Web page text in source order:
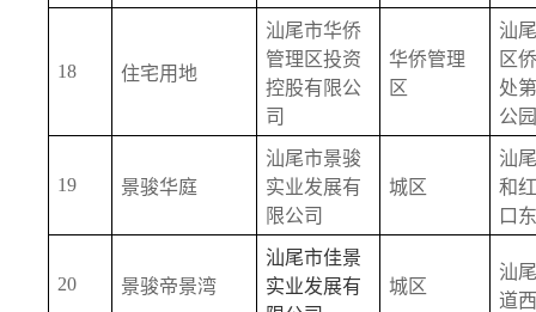
18 住宅用地
汕尾市华侨
管理区投资
控股有限公
司
华侨管理
区
汕
区
处
公
19 景骏华庭
汕尾市景骏
实业发展有
限公司
城区
汕
和
口
20 景骏帝景湾
汕尾市佳景
实业发展有
城区
汕
道